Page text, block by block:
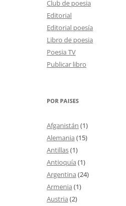
Club de poesia
Editorial
Editorial poesía
Libro de poesia
Poesia TV
Publicar libro
POR PAISES
Afganistán (1)
Alemania (15)
Antillas(1)
Antioquía (1)
Argentina (24)
Armenia (1)
Austria (2)